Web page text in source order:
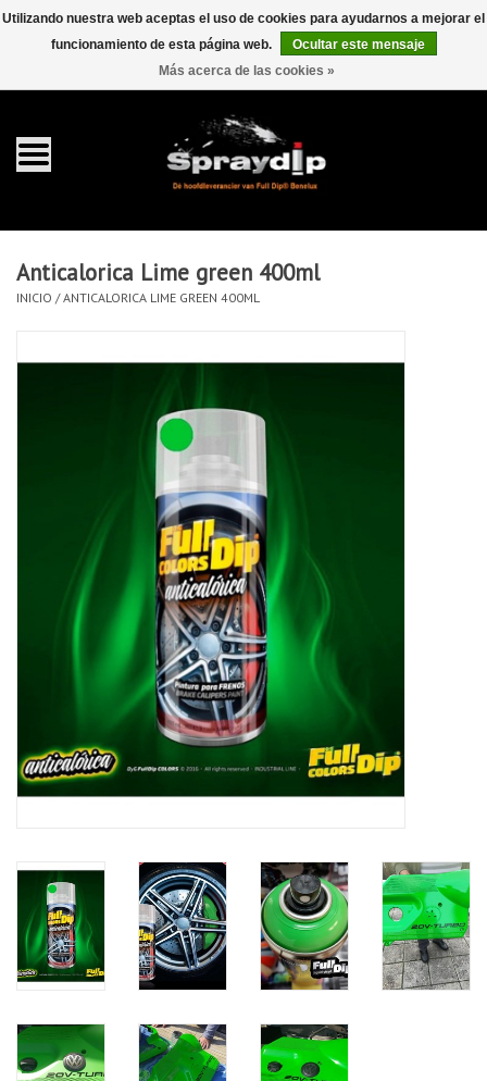
0 Artículos - €0,00
galón 4 liter
Spray 400ml
Completa dip sets
Dip pearls
Anticalorica Lime green 400ml
INICIO /ANTICALORICA LIME GREEN 400ML
Utilizando nuestra web aceptas el uso de cookies para ayudarnos a mejorar el
funcionamiento de esta página web.
Ocultar este mensaje
Más acerca de las cookies »